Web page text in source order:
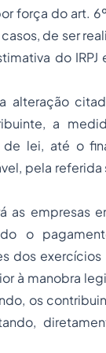
força do art.
de ser
do
alteração
a
de lei, até o
pela
as empresas
o
dos
à manobra
os